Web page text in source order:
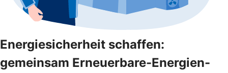
Energiesicherheit schaffen:
gemeinsam Erneuerbare-Energien-